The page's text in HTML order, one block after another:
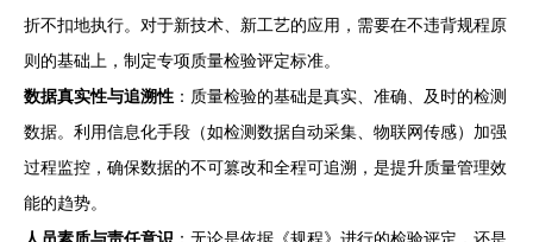
折不扣地执行。对于新技术、新工艺的应用，需要在不违背规程原
则的基础上，制定专项质量检验评定标准。
数据真实性与追溯性 ：质量检验的基础是真实、准确、及时的检测
数据。利用信息化手段（如检测数据自动采集、物联网传感）加强
过程监控，确保数据的不可篡改和全程可追溯，是提升质量管理效
能的趋势。